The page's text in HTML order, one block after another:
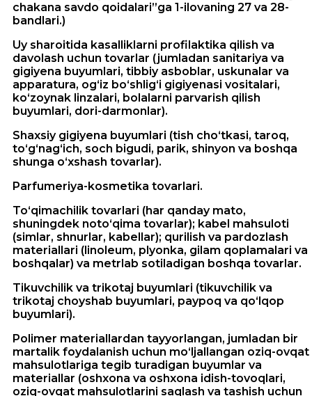
chakana savdo qoidalari”ga 1-ilovaning 27 va 28-
bandlari.)
Uy sharoitida kasalliklarni profilaktika qilish va
davolash uchun tovarlar (jumladan sanitariya va
gigiyena buyumlari, tibbiy asboblar, uskunalar va
apparatura, og‘iz bo‘shlig‘i gigiyenasi vositalari,
ko‘zoynak linzalari, bolalarni parvarish qilish
buyumlari, dori-darmonlar).
Shaxsiy gigiyena buyumlari (tish cho‘tkasi, taroq,
to‘g‘nag‘ich, soch bigudi, parik, shinyon va boshqa
shunga o‘xshash tovarlar).
Parfumeriya-kosmetika tovarlari.
To‘qimachilik tovarlari (har qanday mato,
shuningdek noto‘qima tovarlar); kabel mahsuloti
(simlar, shnurlar, kabellar); qurilish va pardozlash
materiallari (linoleum, plyonka, gilam qoplamalari va
boshqalar) va metrlab sotiladigan boshqa tovarlar.
Tikuvchilik va trikotaj buyumlari (tikuvchilik va
trikotaj choyshab buyumlari, paypoq va qo‘lqop
buyumlari).
Polimer materiallardan tayyorlangan, jumladan bir
martalik foydalanish uchun mo‘ljallangan oziq-ovqat
mahsulotlariga tegib turadigan buyumlar va
materiallar (oshxona va oshxona idish-tovoqlari,
oziq-ovqat mahsulotlarini saqlash va tashish uchun